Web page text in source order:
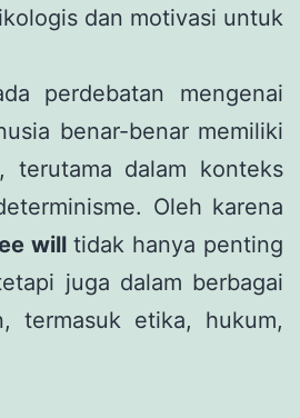
dan motivasi untuk
perdebatan mengenai
benar-benar memiliki
terutama dalam konteks
Oleh karena
willtidak hanya penting
juga dalam berbagai
termasuk etika, hukum,